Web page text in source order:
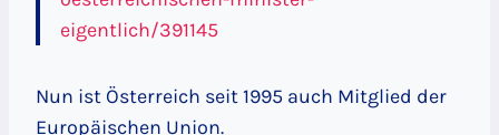
eigentlich/391145
Nun ist Österreich seit 1995 auch Mitglied der
Europäischen Union.